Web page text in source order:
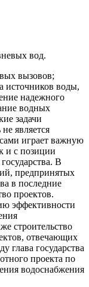
вод.
вызовов;
источников воды,
надежного
водных
задачи
является
играет важную
и с позиции
В
предпринятых
в последние
проектов.
эффективности
строительство
отвечающих
глава государства
проекта по
водоснабжения